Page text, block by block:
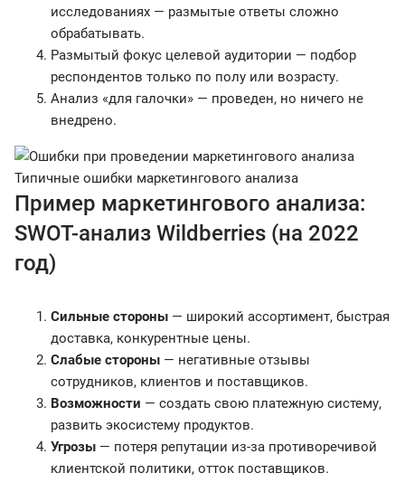
исследованиях — размытые ответы сложно
обрабатывать.
Размытый фокус целевой аудитории — подбор
респондентов только по полу или возрасту.
Анализ «для галочки» — проведен, но ничего не
внедрено.
Типичные ошибки маркетингового анализа
Пример маркетингового анализа:
SWOT-анализ Wildberries (на 2022
год)
Сильные стороны — широкий ассортимент, быстрая
доставка, конкурентные цены.
Слабые стороны — негативные отзывы
сотрудников, клиентов и поставщиков.
Возможности — создать свою платежную систему,
развить экосистему продуктов.
Угрозы — потеря репутации из-за противоречивой
клиентской политики, отток поставщиков.